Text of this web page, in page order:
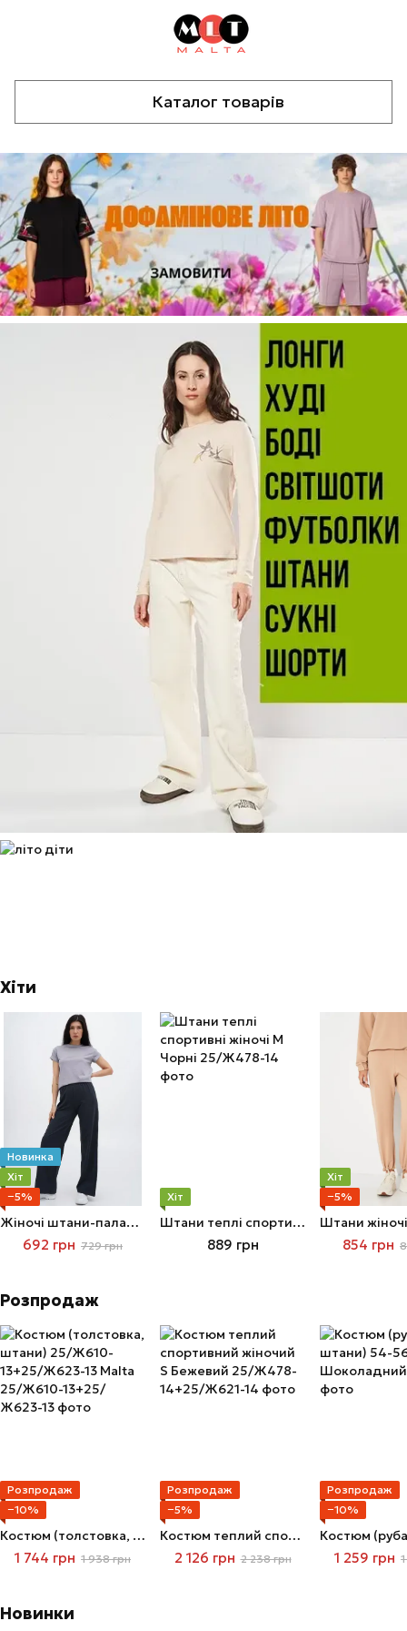
Каталог товарів
Хіти
Новинка
Хіт
−5%
Жіночі штани-палаццо S темно-сірий
692 грн 729 грн
Хіт
Штани теплі спортивні жіночі M Чорні
889 грн
Хіт
−5%
854 грн
Розпродаж
Розпродаж
−10%
Костюм (толстовка, штани) 25/Ж610-13+25/Ж623-13 Malta
1 744 грн 1 938 грн
Розпродаж
−5%
Костюм теплий спортивний жіночий S Бежевий
2 126 грн 2 238 грн
Розпродаж
−10%
1 259 грн
Новинки